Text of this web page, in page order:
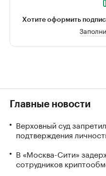
Хотите оформить
Главные новости
Верховный суд
подтверждения
В «Москва-Сити»
сотрудников